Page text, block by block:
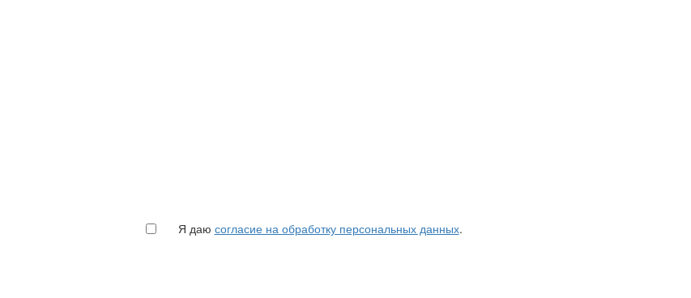
Я даю согласие на обработку персональных данных.